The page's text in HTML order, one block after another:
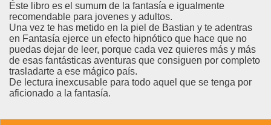
Éste libro es el sumum de la fantasía e igualmente
recomendable para jovenes y adultos.
Una vez te has metido en la piel de Bastian y te adentras
en Fantasía ejerce un efecto hipnótico que hace que no
puedas dejar de leer, porque cada vez quieres más y más
de esas fantásticas aventuras que consiguen por completo
trasladarte a ese mágico país.
De lectura inexcusable para todo aquel que se tenga por
aficionado a la fantasía.